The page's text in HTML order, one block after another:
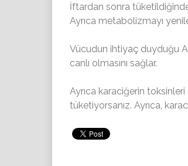
İftardan sonra
Ayrıca metabolizmayı
Vücudun ihtiyaç duyduğu A
canlı olmasını sağlar.
Ayrıca karaciğerin toksinleri
tüketiyorsanız. Ayrıca,